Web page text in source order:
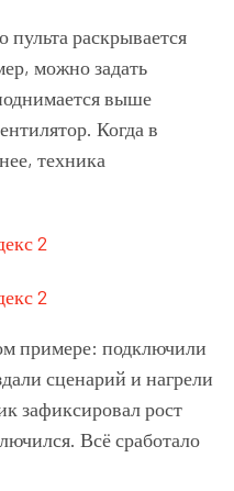
пульта раскрывается
можно задать
выше
Когда в
техника
примере: подключили
сценарий и нагрели
зафиксировал рост
Всё сработало